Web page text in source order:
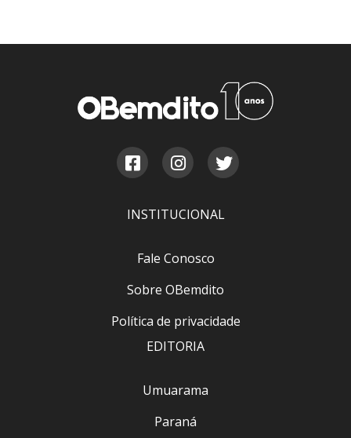
INSTITUCIONAL
Fale Conosco
Sobre OBemdito
Política de privacidade
EDITORIA
Umuarama
Paraná